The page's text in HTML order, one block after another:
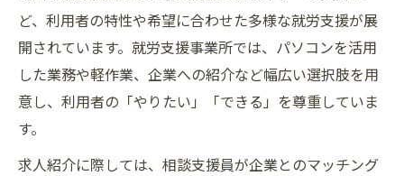
ど、利用者の特性や希望に合わせた多様な就労支援が展
開されています。就労支援事業所では、パソコンを活用
した業務や軽作業、企業への紹介など幅広い選択肢を用
意し、利用者の「やりたい」「できる」を尊重していま
す。
求人紹介に際しては、相談支援員が企業とのマッチング